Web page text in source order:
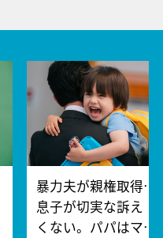
暴力夫が親権取得…
息子が切実な訴え「
くない。パパはマ…